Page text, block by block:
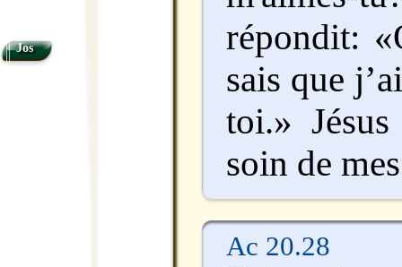
répondit:
sais que
toi.»
soin de
Ac 20.28
Jos